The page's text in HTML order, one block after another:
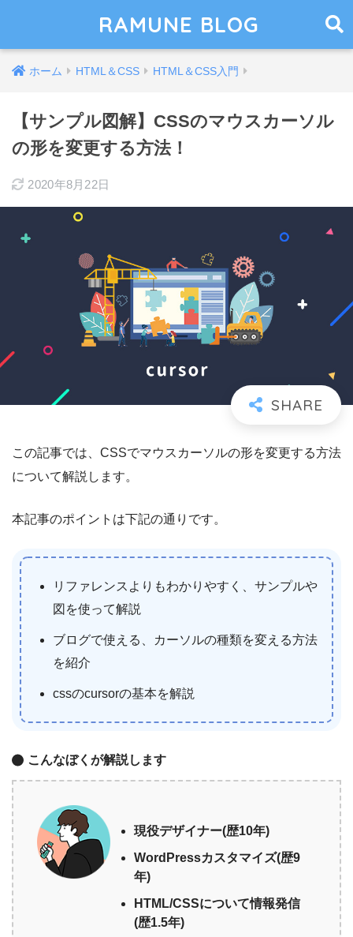
RAMUNE BLOG
ホーム HTML＆CSS HTML＆CSS入門
【サンプル図解】CSSのマウスカーソル
の形を変更する方法！
2020年8月22日
この記事では、CSSでマウスカーソルの形を変更する方法
について解説します。
本記事のポイントは下記の通りです。
リファレンスよりもわかりやすく、サンプルや
図を使って解説
ブログで使える、カーソルの種類を変える方法
を紹介
cssのcursorの基本を解説
こんなぼくが解説します
現役デザイナー(歴10年)
WordPressカスタマイズ(歴9
年)
HTML/CSSについて情報発信
(歴1.5年)